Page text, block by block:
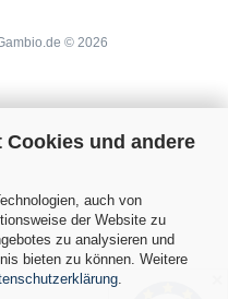
Cookies und andere
auch von
der Website zu
zu analysieren und
bieten zu können. Weitere
© 2026